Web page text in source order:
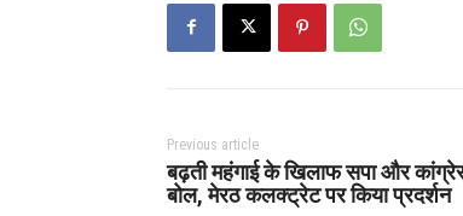
Previous article
बढ़ती महंगाई के खिलाफ सपा और
बोल, मेरठ कलक्ट्रेट पर किया प्रदर्शन